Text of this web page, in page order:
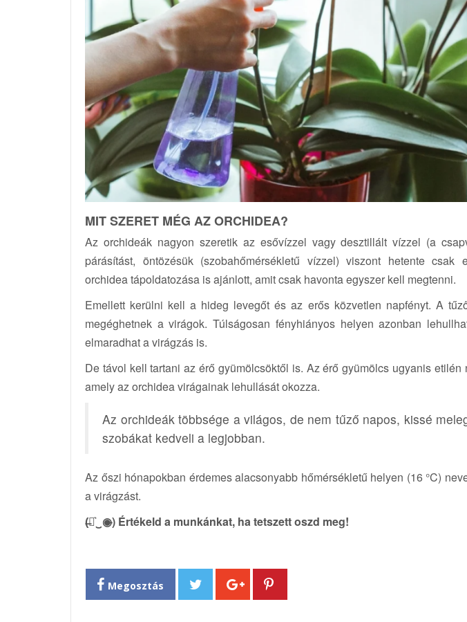
MIT SZERET MÉG AZ ORCHIDEA?
Az orchideák nagyon szeretik az esővízzel vagy desztillált vízzel (a
párásítást, öntözésük (szobahőmérsékletű vízzel) viszont hetente csak
orchidea tápoldatozása is ajánlott, amit csak havonta egyszer kell megtenni.
Emellett kerülni kell a hideg levegőt és az erős közvetlen napfényt. A
megéghetnek a virágok. Túlságosan fényhiányos helyen azonban
elmaradhat a virágzás is.
De távol kell tartani az érő gyümölcsöktől is. Az érő gyümölcs ugyanis etilén
amely az orchidea virágainak lehullását okozza.
Az orchideák többsége a világos, de nem tűző napos, kissé
szobákat kedveli a legjobban.
Az őszi hónapokban érdemes alacsonyabb hőmérsékletű helyen (16 °C)
a virágzást.
(̶◉͛‿◉̶) Értékeld a munkánkat, ha tetszett oszd meg!
Megosztás